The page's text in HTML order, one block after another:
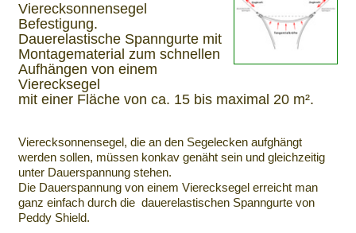
Vierecksonnensegel
Befestigung.
Dauerelastische Spanngurte mit
Montagematerial zum schnellen
Aufhängen von einem
Vierecksegel
mit einer Fläche von ca. 15 bis maximal 20 m².
Vierecksonnensegel, die an den Segelecken aufghängt
werden sollen, müssen konkav genäht sein und gleichzeitig
unter Dauerspannung stehen.
Die Dauerspannung von einem Vierecksegel erreicht man
ganz einfach durch die dauerelastischen Spanngurte von
Peddy Shield.